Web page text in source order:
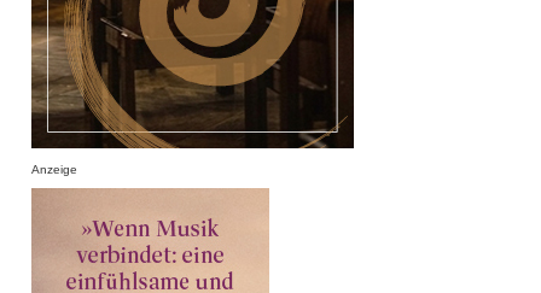
Anzeige